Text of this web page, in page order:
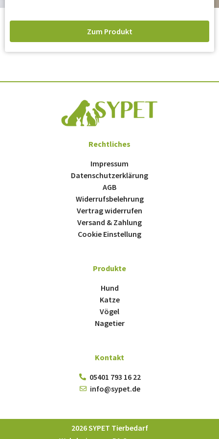
Zum Produkt
Rechtliches
Impressum
Datenschutzerklärung
AGB
Widerrufsbelehrung
Vertrag widerrufen
Versand & Zahlung
Cookie Einstellung
Produkte
Hund
Katze
Vögel
Nagetier
Kontakt
05401 793 16 22
info@sypet.de
2026 SYPET Tierbedarf